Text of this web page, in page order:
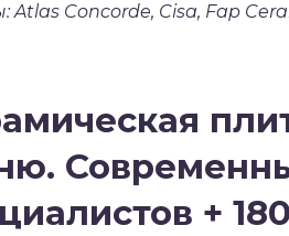
Atlas Concorde, Cisa, Fap
+